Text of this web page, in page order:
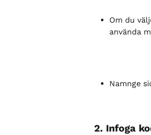
Om du
använda
Namnge
2. Infoga